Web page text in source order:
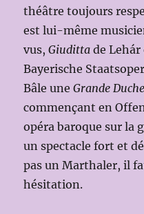
théâtre toujours
est lui-même
vus,Giuditta de Lehár
Bayerische
Bâle uneGrande
commençant en
opéra baroque sur la
un spectacle fort et
pas un Marthaler, il
hésitation.